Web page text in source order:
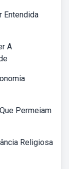
Entendida
A
Permeiam
Religiosa